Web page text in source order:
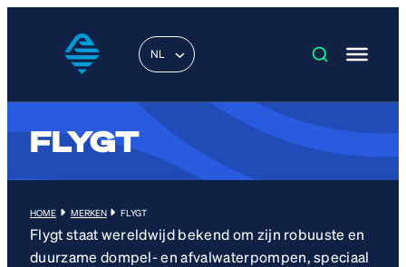
NL
FLYGT
HOME MERKEN FLYGT
Flygt staat wereldwijd bekend om zijn robuuste en
duurzame dompel- en afvalwaterpompen, speciaal